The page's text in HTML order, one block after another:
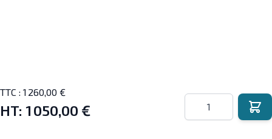
TTC : 1 260,00 €
HT: 1 050,00 €
Quantité